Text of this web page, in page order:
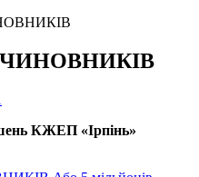
ЧИНОВНИКІВ
КЖЕП «Ірпінь»